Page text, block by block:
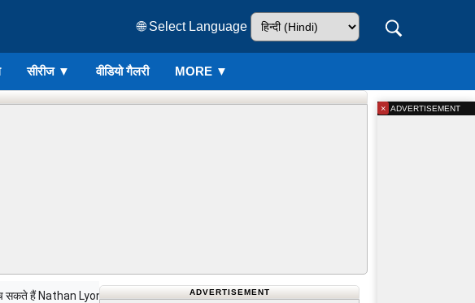
🌐 Select Language
सीरीज ▼ वीडियो गैलरी MORE ▼
सकते हैं Nathan Lyon ADVERTISEMENT
ADVERTISEMENT
×